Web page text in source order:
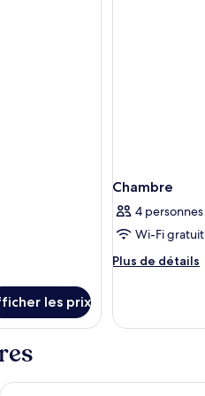
les prix
Chambre
4 personnes
Wi-Fi gratuit
Plus de détails
Plus
Chambre
Le St-Martin Hotel & Suites Laval